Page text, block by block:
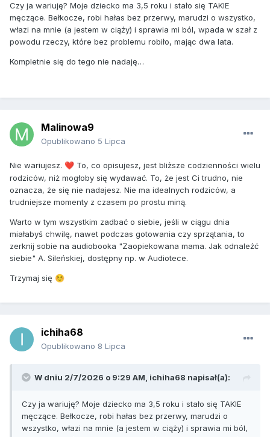
Czy ja wariuję? Moje dziecko ma 3,5 roku i stało się TAKIE
męczące. Bełkocze, robi hałas bez przerwy, marudzi o wszystko,
włazi na mnie (a jestem w ciąży) i sprawia mi ból, wpada w szał z
powodu rzeczy, które bez problemu robiło, mając dwa lata.
Kompletnie się do tego nie nadaję…
Malinowa9
Opublikowano 5 Lipca
Nie wariujesz. ❤️ To, co opisujesz, jest bliższe codzienności wielu
rodziców, niż mogłoby się wydawać. To, że jest Ci trudno, nie
oznacza, że się nie nadajesz. Nie ma idealnych rodziców, a
trudniejsze momenty z czasem po prostu miną.
Warto w tym wszystkim zadbać o siebie, jeśli w ciągu dnia
miałabyś chwilę, nawet podczas gotowania czy sprzątania, to
zerknij sobie na audiobooka "Zaopiekowana mama. Jak odnaleźć
siebie" A. Sileńskiej, dostępny np. w Audiotece.
Trzymaj się ☺️
ichiha68
Opublikowano 8 Lipca
W dniu 2/7/2026 o 9:29 AM, ichiha68 napisał(a):
Czy ja wariuję? Moje dziecko ma 3,5 roku i stało się TAKIE
męczące. Bełkocze, robi hałas bez przerwy, marudzi o
wszystko, włazi na mnie (a jestem w ciąży) i sprawia mi ból,